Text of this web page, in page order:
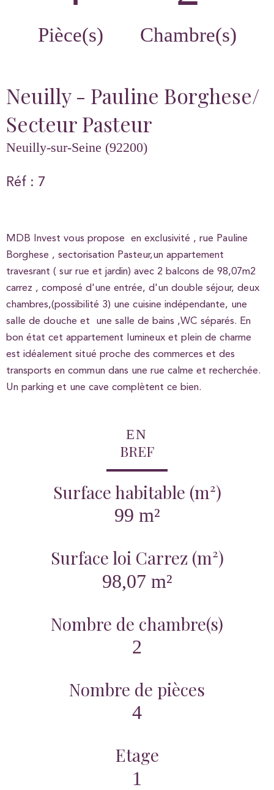
Pièce(s) Chambre(s)
Neuilly - Pauline Borghese/
Secteur Pasteur
Neuilly-sur-Seine (92200)
Réf : 7
MDB Invest vous propose en exclusivité , rue Pauline
Borghese , sectorisation Pasteur,un appartement
travesrant ( sur rue et jardin) avec 2 balcons de 98,07m2
carrez , composé d'une entrée, d'un double séjour, deux
chambres,(possibilité 3) une cuisine indépendante, une
salle de douche et une salle de bains ,WC séparés. En
bon état cet appartement lumineux et plein de charme
est idéalement situé proche des commerces et des
transports en commun dans une rue calme et recherchée.
Un parking et une cave complètent ce bien.
EN
BREF
Surface habitable (m²)
99 m²
Surface loi Carrez (m²)
98,07 m²
Nombre de chambre(s)
2
Nombre de pièces
4
Etage
1